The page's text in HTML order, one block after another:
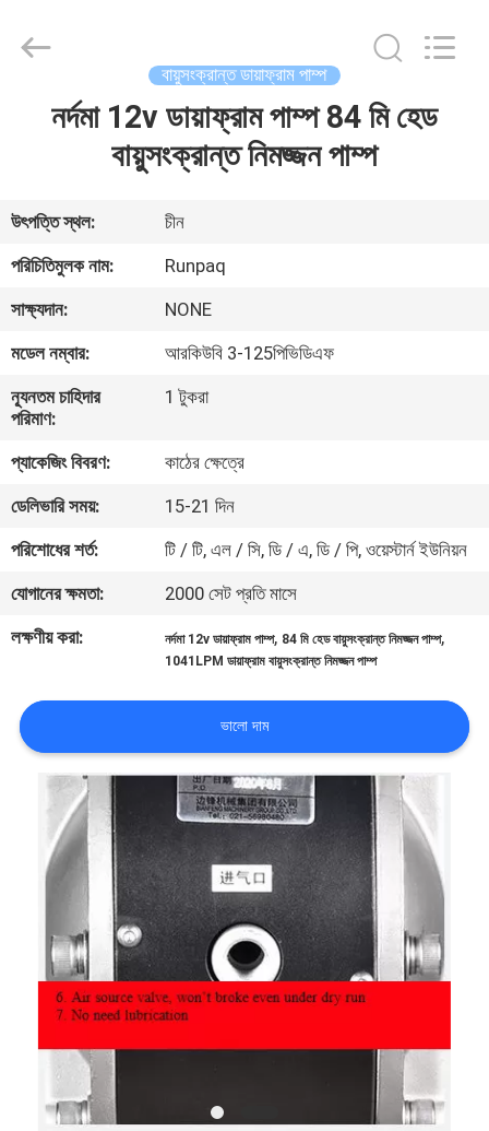
আমাদের
সম্পর্কে
কারখানা
ভ্রমণ
মান
নিয়ন্ত্রণ
যোগাযোগ
করুন
খবর
উদ্ধৃতির
আবেদন
PRIVACY
POLICY
বায়ুসংক্রান্ত ডায়াফ্রাম পাম্প
নর্দমা 12v ডায়াফ্রাম পাম্প 84 মি হেড
বায়ুসংক্রান্ত নিমজ্জন পাম্প
উৎপত্তি স্থল:
চীন
পরিচিতিমুলক নাম:
Runpaq
সাক্ষ্যদান:
NONE
মডেল নম্বার:
আরকিউবি 3-125পিভিডিএফ
ন্যূনতম চাহিদার
পরিমাণ:
1 টুকরা
প্যাকেজিং বিবরণ:
কাঠের ক্ষেত্রে
ডেলিভারি সময়:
15-21 দিন
পরিশোধের শর্ত:
টি / টি, এল / সি, ডি / এ, ডি / পি, ওয়েস্টার্ন ইউনিয়ন
যোগানের ক্ষমতা:
2000 সেট প্রতি মাসে
লক্ষণীয় করা:
নর্দমা 12v ডায়াফ্রাম পাম্প, 84 মি হেড বায়ুসংক্রান্ত নিমজ্জন পাম্প,
1041LPM ডায়াফ্রাম বায়ুসংক্রান্ত নিমজ্জন পাম্প
ভালো দাম